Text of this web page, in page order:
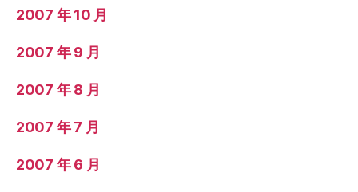
2007 年 10 月
2007 年 9 月
2007 年 8 月
2007 年 7 月
2007 年 6 月